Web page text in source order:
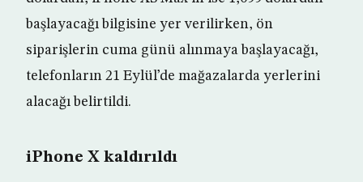
başlayacağı bilgisine yer verilirken, ön
siparişlerin cuma günü alınmaya başlayacağı,
telefonların 21 Eylül’de mağazalarda yerlerini
alacağı belirtildi.
iPhone X kaldırıldı